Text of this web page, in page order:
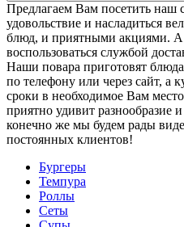
Предлагаем Вам посетить наш
удовольствие и насладиться
блюд, и приятными акциями. А
воспользоваться службой
Наши повара приготовят блюда
по телефону или через сайт, а
сроки в необходимое Вам
приятно удивит разнообразие
конечно же мы будем рады
постоянных клиентов!
Бургеры
Темпура
Роллы
Сеты